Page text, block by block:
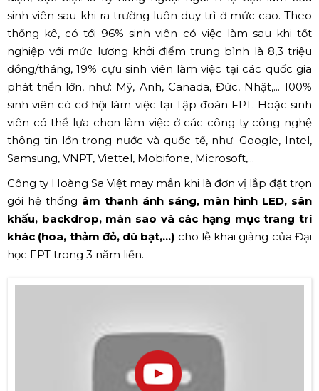
sinh viên sau khi ra trường luôn duy trì ở mức cao. Theo
thống kê, có tới 96% sinh viên có việc làm sau khi tốt
nghiệp với mức lương khởi điểm trung bình là 8,3 triệu
đồng/tháng, 19% cựu sinh viên làm việc tại các quốc gia
phát triển lớn, như: Mỹ, Anh, Canada, Đức, Nhật,... 100%
sinh viên có cơ hội làm việc tại Tập đoàn FPT. Hoặc sinh
viên có thể lựa chọn làm việc ở các công ty công nghệ
thông tin lớn trong nước và quốc tế, như: Google, Intel,
Samsung, VNPT, Viettel, Mobifone, Microsoft,...
Công ty Hoàng Sa Việt may mắn khi là đơn vị lắp đặt trọn
gói hệ thống âm thanh ánh sáng, màn hình LED, sân
khấu, backdrop, màn sao và các hạng mục trang trí
khác (hoa, thảm đỏ, dù bạt,...) cho lễ khai giảng của Đại
học FPT trong 3 năm liền.